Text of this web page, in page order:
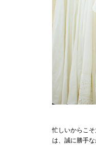
忙しいからこ
は、誠に勝手